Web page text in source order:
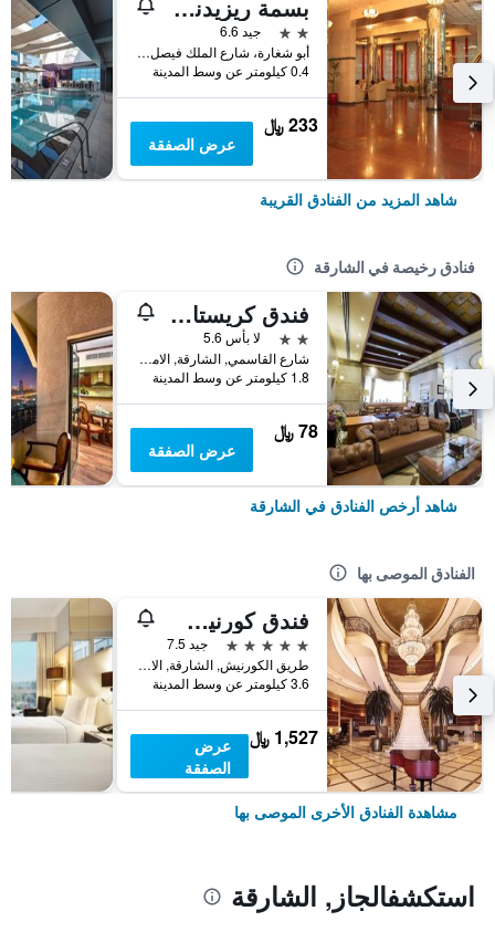
بسمة ريزيدنس للشقق الفندقية
2 نجمتين
جيد 6.6
أبو شغارة، شارع الملك فيصل ص.ب 22909, الشارقة, الامارات العربية المتحدة
0.4 كيلومتر عن وسط المدينة
233 ﷼
عرض الصفقة
شاهد المزيد من الفنادق القريبة
فنادق رخيصة في الشارقة
فندق كريستال بلازا
2 نجمتين
لا بأس 5.6
شارع القاسمي, الشارقة, الامارات العربية المتحدة
1.8 كيلومتر عن وسط المدينة
78 ﷼
عرض الصفقة
شاهد أرخص الفنادق في الشارقة
الفنادق الموصى بها
فندق كورنيش الشارقة
5 نجوم
جيد 7.5
طريق الكورنيش, الشارقة, الامارات العربية المتحدة
3.6 كيلومتر عن وسط المدينة
1,527 ﷼
عرض
الصفقة
مشاهدة الفنادق الأخرى الموصى بها
استكشفالجاز, الشارقة